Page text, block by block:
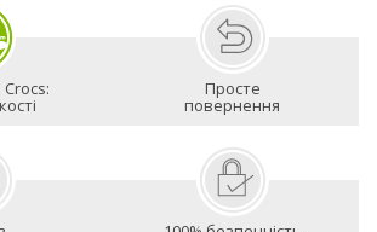
Crocs: Просте
повернення